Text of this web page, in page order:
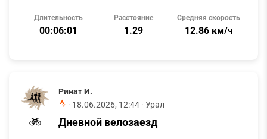
Длительность
00:06:01
Расстояние
1.29
Средняя скорость
12.86 км/ч
Ринат И.
· 18.06.2026, 12:44 · Урал
Дневной велозаезд